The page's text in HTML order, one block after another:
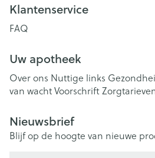
Klantenservice
FAQ
Uw apotheek
Over ons Nuttige links
van wachtVoorschrift
Nieuwsbrief
Blijf op de hoogte van nieuwe